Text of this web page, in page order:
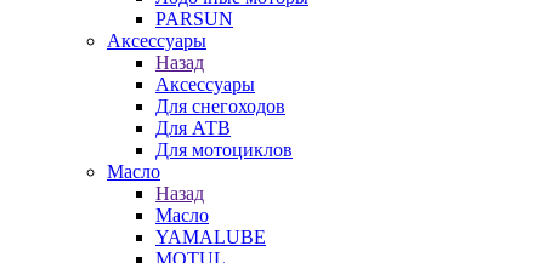
PARSUN
Аксессуары
Назад
Аксессуары
Для снегоходов
Для АТВ
Для мотоциклов
Масло
Назад
Масло
YAMALUBE
MOTUL